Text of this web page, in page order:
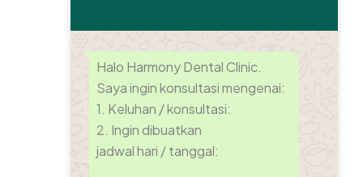
Halo Harmony Dental Clinic.
Saya ingin konsultasi mengenai:
1. Keluhan / konsultasi:
2. ⁠Ingin dibuatkan
jadwal hari / tanggal: